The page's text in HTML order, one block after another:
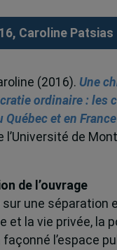
Caroline Patsias
(2016). Une
ordinaire : les
Québec et en France
l’Université de
de l’ouvrage
une séparation
et la vie privée, la
l’espace